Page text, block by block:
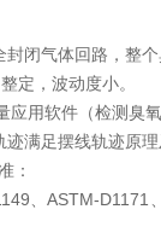
闭气体回路，整
定，波动度小。
应用软件（检测
满足摆线轨迹原
：
、ASTM-